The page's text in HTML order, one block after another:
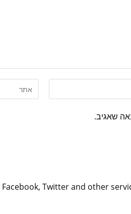
שאגיב.
Facebook, Twitter and other